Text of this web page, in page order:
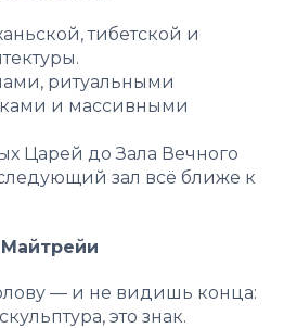
тибетской и
ритуальными
и массивными
Царей до Зала Вечного
зал всё ближе к
— и не видишь конца:
это знак.